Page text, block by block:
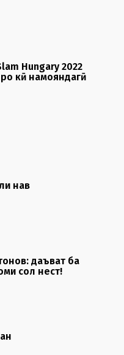
Hungary 2022
кӣ намояндагӣ
нав
даъват ба
сол нест!